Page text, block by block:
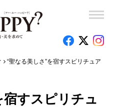
“聖なる美しさ”を宿すスピリチュア
すスピリチュ